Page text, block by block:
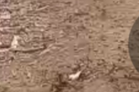
une formation de qualité, un métier